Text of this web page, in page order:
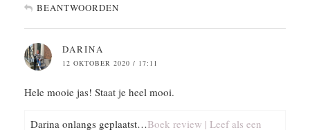
BEANTWOORDEN
DARINA
12 OKTOBER 2020 / 17:11
Hele mooie jas! Staat je heel mooi.
Darina onlangs geplaatst…Boek review | Leef als een